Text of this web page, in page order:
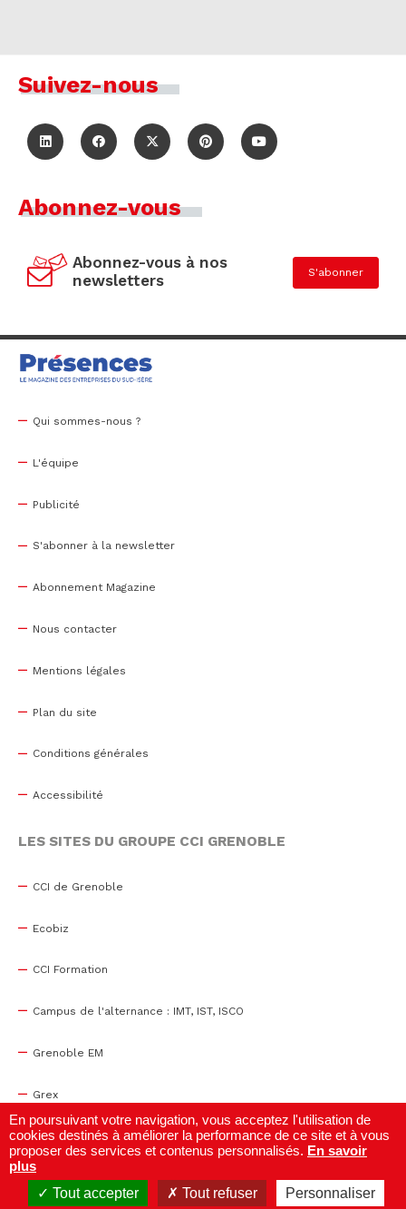
Suivez-nous
Abonnez-vous
Abonnez-vous à nos
newsletters
S'abonner
Qui sommes-nous ?
L'équipe
Publicité
S'abonner à la newsletter
Abonnement Magazine
Nous contacter
Mentions légales
Plan du site
Conditions générales
Accessibilité
LES SITES DU GROUPE CCI GRENOBLE
CCI de Grenoble
Ecobiz
CCI Formation
Campus de l'alternance : IMT, IST, ISCO
Grenoble EM
Grex
WTC Grenoble
Centre de congrès
En poursuivant votre navigation, vous acceptez l'utilisation de
cookies destinés à améliorer la performance de ce site et à vous
proposer des services et contenus personnalisés. En savoir
plus
Tout accepter
Tout refuser Personnaliser